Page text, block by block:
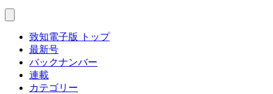
致知電子版 トップ
最新号
バックナンバー
連載
カテゴリー